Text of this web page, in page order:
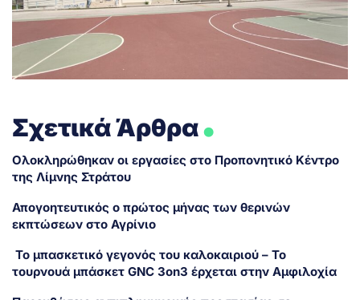
Σχετικά Άρθρα.
Ολοκληρώθηκαν οι εργασίες στο Προπονητικό Κέντρο
της Λίμνης Στράτου
Απογοητευτικός ο πρώτος μήνας των θερινών
εκπτώσεων στο Αγρίνιο
Το μπασκετικό γεγονός του καλοκαιριού – Το
τουρνουά μπάσκετ GNC 3on3 έρχεται στην Αμφιλοχία